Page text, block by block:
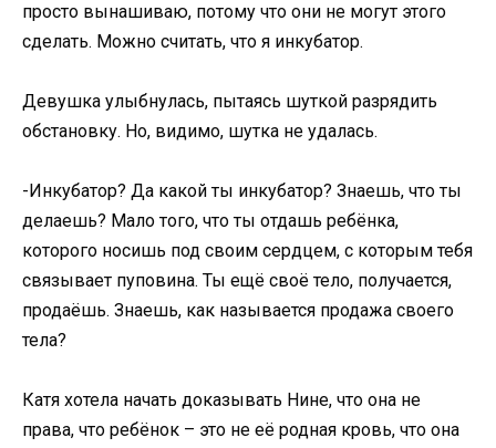
просто вынашиваю, потому что они не могут этого
сделать. Можно считать, что я инкубатор.
Девушка улыбнулась, пытаясь шуткой разрядить
обстановку. Но, видимо, шутка не удалась.
-Инкубатор? Да какой ты инкубатор? Знаешь, что ты
делаешь? Мало того, что ты отдашь ребёнка,
которого носишь под своим сердцем, с которым тебя
связывает пуповина. Ты ещё своё тело, получается,
продаёшь. Знаешь, как называется продажа своего
тела?
Катя хотела начать доказывать Нине, что она не
права, что ребёнок – это не её родная кровь, что она